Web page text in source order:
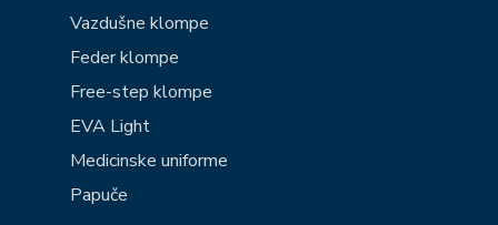
Vazdušne klompe
Feder klompe
Free-step klompe
EVA Light
Medicinske uniforme
Papuče